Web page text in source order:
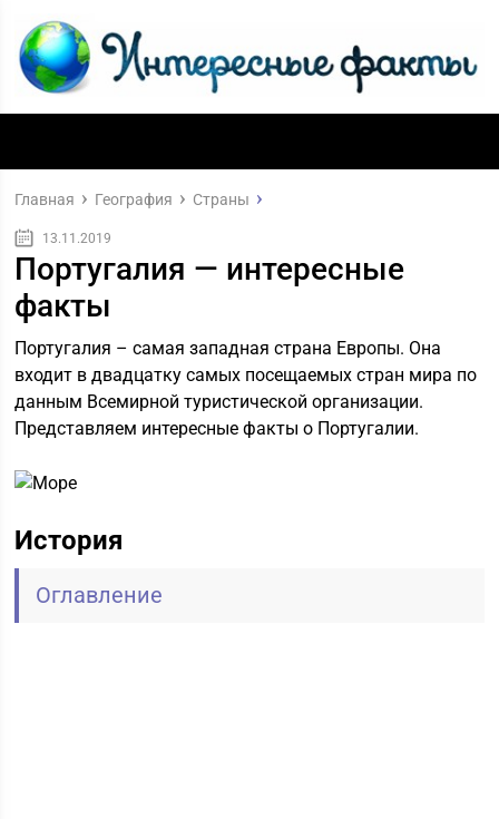
Главная География Страны
13.11.2019
Португалия — интересные
факты
Португалия – самая западная страна Европы. Она
входит в двадцатку самых посещаемых стран мира по
данным Всемирной туристической организации.
Представляем интересные факты о Португалии.
История
Оглавление